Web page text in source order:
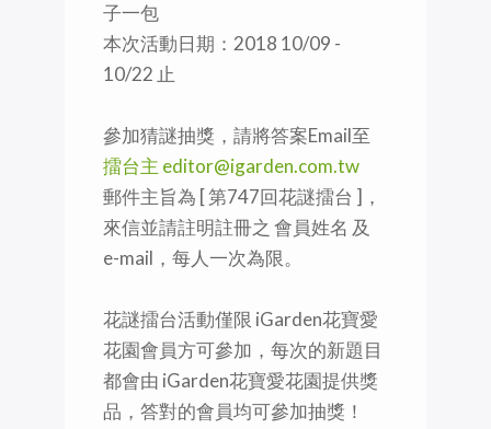
子一包
本次活動日期：2018 10/09 -
10/22 止
參加猜謎抽獎，請將答案Email至
擂台主 editor@igarden.com.tw
郵件主旨為 [ 第747回花謎擂台 ]，
來信並請註明註冊之 會員姓名 及
e-mail，每人一次為限。
花謎擂台活動僅限 iGarden花寶愛
花園會員方可參加，每次的新題目
都會由 iGarden花寶愛花園提供獎
品，答對的會員均可參加抽獎！